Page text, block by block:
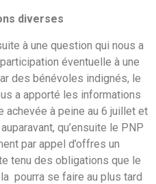
diverses
à une question qui nous a
éventuelle à une
des bénévoles indignés, le
a apporté les informations
achevée à peine au 6 juillet et
qu’ensuite le PNP
par appel d’offres un
tenu des obligations que le
pourra se faire au plus tard